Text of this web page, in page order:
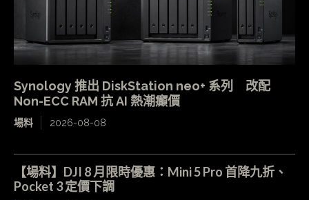
Synology 推出 DiskStation neo+ 系列 改配
Non-ECC RAM 抗 AI 熱潮癲價
場料 2026-08-08
【場料】DJI 8 月限時優惠：Mini 5 Pro 首降九折、
Pocket 3 定價下調